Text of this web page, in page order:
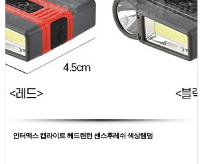
인터맥스 캡라이트 헤드랜턴 센스후레쉬 색상램덤